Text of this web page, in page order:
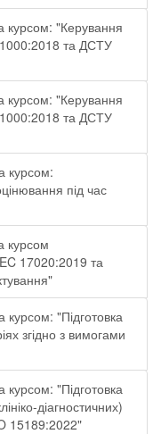
курсом: "Керування
та ДСТУ
курсом: "Керування
та ДСТУ
курсом:
під час
курсом
17020:2019 та
курсом: "Підготовка
згідно з вимогами
курсом: "Підготовка
діагностичних)
15189:2022"